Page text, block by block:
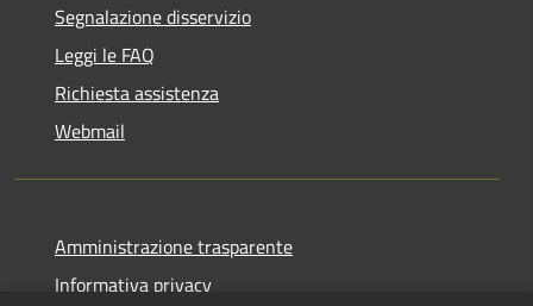
Segnalazione disservizio
Leggi le FAQ
Richiesta assistenza
Webmail
Amministrazione trasparente
Informativa privacy